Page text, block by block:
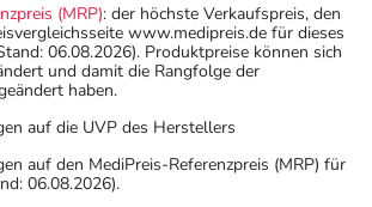
(MRP): der höchste Verkaufspreis, den
www.medipreis.de für dieses
06.08.2026). Produktpreise können sich
und damit die Rangfolge der
haben.
auf die UVP des Herstellers
auf den MediPreis-Referenzpreis (MRP) für
06.08.2026).